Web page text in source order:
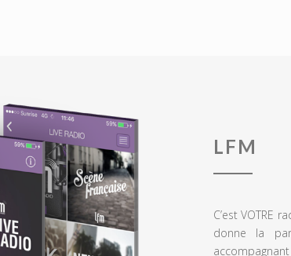
LFM
C’est VOTRE
donne la